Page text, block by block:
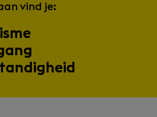
vind je: